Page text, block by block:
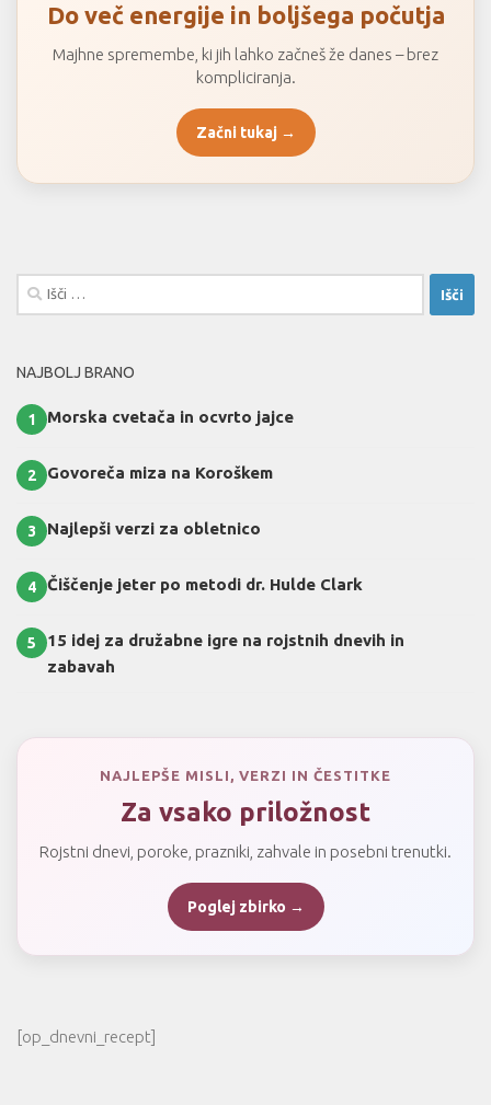
Do več energije in boljšega počutja
Majhne spremembe, ki jih lahko začneš že danes – brez
kompliciranja.
Začni tukaj →
Išči:
NAJBOLJ BRANO
1 Morska cvetača in ocvrto jajce
2 Govoreča miza na Koroškem
3 Najlepši verzi za obletnico
4 Čiščenje jeter po metodi dr. Hulde Clark
5
15 idej za družabne igre na rojstnih dnevih in
zabavah
NAJLEPŠE MISLI, VERZI IN ČESTITKE
Za vsako priložnost
Rojstni dnevi, poroke, prazniki, zahvale in posebni trenutki.
Poglej zbirko →
[op_dnevni_recept]